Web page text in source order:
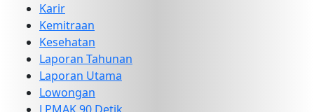
Karir
Kemitraan
Kesehatan
Laporan Tahunan
Laporan Utama
Lowongan